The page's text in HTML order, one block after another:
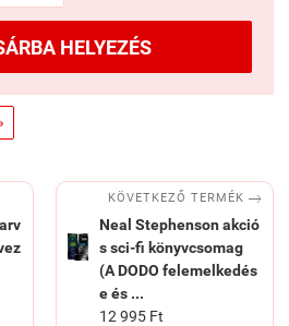
HELYEZÉS
KÖVETKEZŐ TERMÉK 
Neal Stephenson akció
s sci-fi könyvcsomag
(A DODO felemelkedés
e és ...
12 995 Ft